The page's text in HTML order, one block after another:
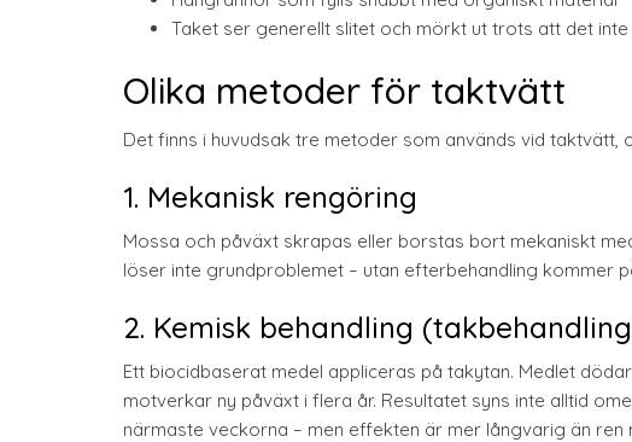
Taket ser generellt slitet och mörkt ut trots att det
Olika metoder för taktvätt
Det finns i huvudsak tre metoder som används vid
1. Mekanisk rengöring
Mossa och påväxt skrapas eller borstas bort mekaniskt
löser inte grundproblemet – utan efterbehandling kommer
2. Kemisk behandling
Ett biocidbaserat medel appliceras på takytan. Medlet
motverkar ny påväxt i flera år. Resultatet syns inte alltid
närmaste veckorna – men effekten är mer långvarig än ren